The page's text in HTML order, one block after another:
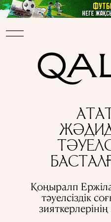
ДӘРІСТЕР
АРНАЙЫ
БАТЫС
АДАМДАР
ӨНЕР
ҒЫЛЫМ ТАРИХЫ
Қоңыралп
тәуелсіздік